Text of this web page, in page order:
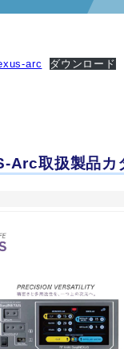
arc ダウンロード
Arc取扱製品カ